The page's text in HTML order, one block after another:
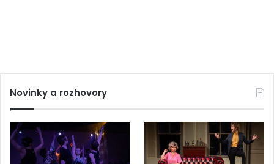
Novinky a rozhovory